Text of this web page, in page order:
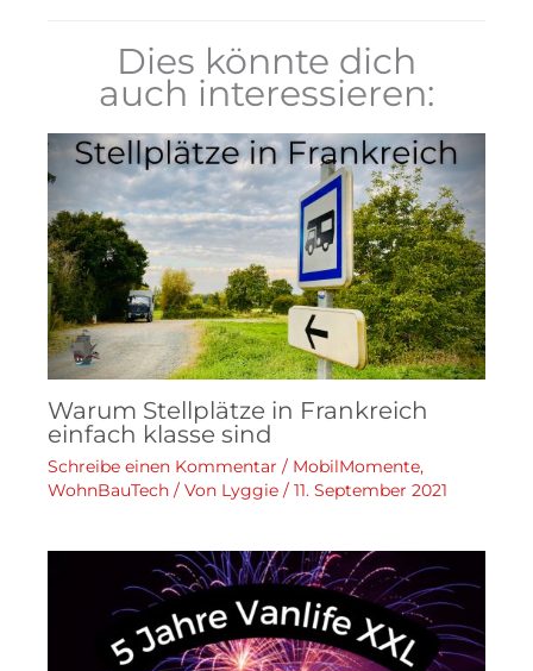
Dies könnte dich
auch interessieren:
Warum Stellplätze in Frankreich
einfach klasse sind
Schreibe einen Kommentar / MobilMomente,
WohnBauTech / Von Lyggie / 11. September 2021